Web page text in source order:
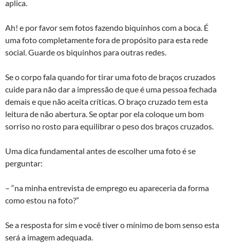
aplica.
Ah! e por favor sem fotos fazendo biquinhos com a boca. É
uma foto completamente fora de propósito para esta rede
social. Guarde os biquinhos para outras redes.
Se o corpo fala quando for tirar uma foto de braços cruzados
cuide para não dar a impressão de que é uma pessoa fechada
demais e que não aceita críticas. O braço cruzado tem esta
leitura de não abertura. Se optar por ela coloque um bom
sorriso no rosto para equilibrar o peso dos braços cruzados.
Uma dica fundamental antes de escolher uma foto é se
perguntar:
– “na minha entrevista de emprego eu apareceria da forma
como estou na foto?”
Se a resposta for sim e você tiver o mínimo de bom senso esta
será a imagem adequada.